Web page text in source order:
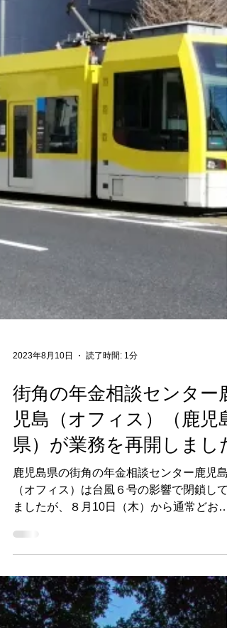
2023年8月10日 読了時間: 1分
街角の年金相談センター鹿
児島（オフィス）（鹿児島
県）が業務を再開しました
（オフィス）は台風６号の影響で閉鎖して
ましたが、８月10日（木）から通常どおり
の業務を再開しました。 《参考》 日本年